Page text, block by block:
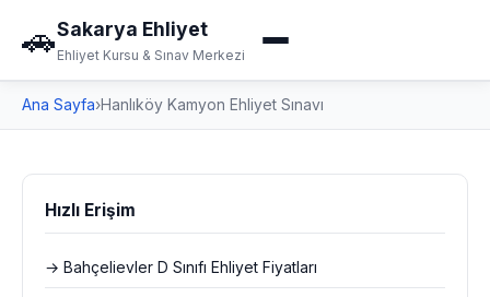
🚗Sakarya Ehliyet
Ehliyet Kursu & Sınav Merkezi
Ana Sayfa›Hanlıköy Kamyon Ehliyet Sınavı
Hızlı Erişim
→ Bahçelievler D Sınıfı Ehliyet Fiyatları